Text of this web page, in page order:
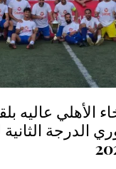
الأهلي عاليه
الدرجة